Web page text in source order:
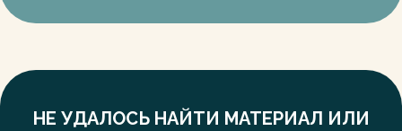
НЕ УДАЛОСЬ НАЙТИ МАТЕРИАЛ ИЛИ